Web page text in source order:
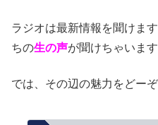
ラジオは最新情報を聞けま
ちの生の声が聞けちゃいます
では、その辺の魅力をどーぞ